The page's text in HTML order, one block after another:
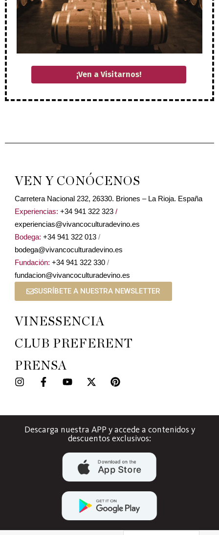
¡Ven a Visitarnos!
VEN Y CONÓCENOS
Carretera Nacional 232, 26330. Briones – La Rioja. España
Experiencias: +34 941 322 323 /
experiencias@vivancoculturadevino.es
Bodega: +34 941 322 013 /
bodega@vivancoculturadevino.es
Fundación: +34 941 322 330 /
fundacion@vivancoculturadevino.es
SUSRÍBETE A NUESTRA NEWSLETTER
VINESSENCIA
CLUB PREFERENT
PRENSA
Descarga nuestra APP y accede a contenidos y
descuentos exclusivos: